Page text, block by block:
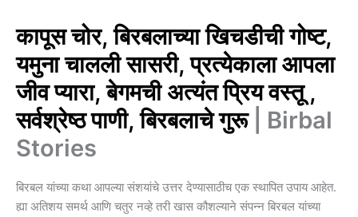
कापूस चोर, बिरबलाच्या खिचडीची गोष्ट,
यमुना चालली सासरी, प्रत्येकाला आपला
जीव प्यारा, बेगमची अत्यंत प्रिय वस्तू ,
सर्वश्रेष्ठ पाणी, बिरबलाचे गुरू
| Birbal
Stories
बिरबल यांच्या कथा आपल्या संशयांचे उत्तर देण्यासाठीच एक स्थापित उपाय आहेत.
ह्या अतिशय समर्थ आणि चतुर नव्हे तरी खास कौशल्याने संपन्न बिरबल यांच्या